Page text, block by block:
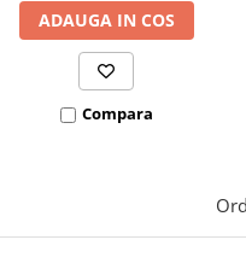
ADAUGA IN COS
Compara